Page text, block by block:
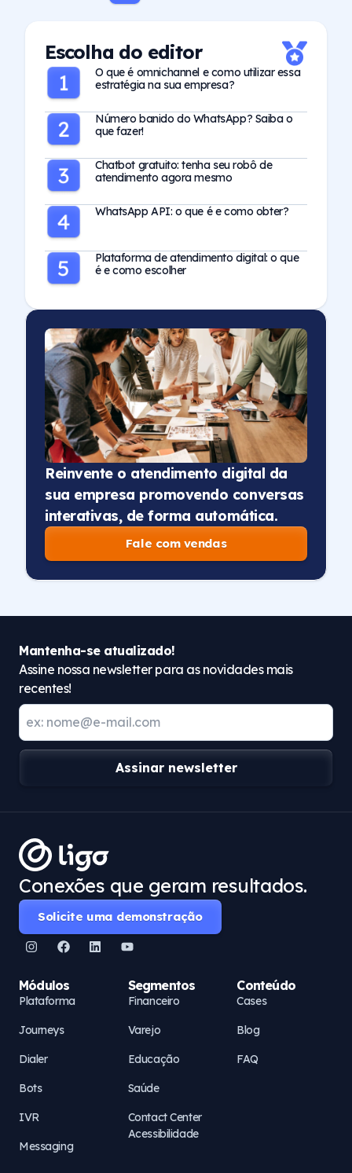
Escolha do editor
O que é omnichannel e como utilizar essa
estratégia na sua empresa?
Número banido do WhatsApp? Saiba o
que fazer!
Chatbot gratuito: tenha seu robô de
atendimento agora mesmo
WhatsApp API: o que é e como obter?
Plataforma de atendimento digital: o que
é e como escolher
Reinvente o atendimento digital da
sua empresa promovendo conversas
interativas, de forma automática.
Fale com vendas
Mantenha-se atualizado!
Assine nossa newsletter para as novidades mais
recentes!
Assinar newsletter
Conexões que geram resultados.
Solicite uma demonstração
Módulos
Plataforma
Journeys
Dialer
Bots
IVR
Messaging
Segmentos
Financeiro
Varejo
Educação
Saúde
Contact Center
Acessibilidade
Conteúdo
Cases
Blog
FAQ